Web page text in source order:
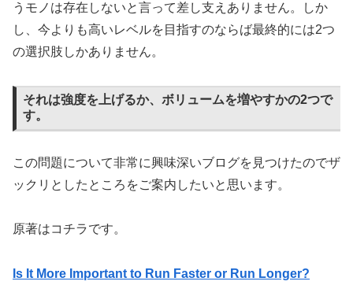
うモノは存在しないと言って差し支えありません。しか
し、今よりも高いレベルを目指すのならば最終的には2つ
の選択肢しかありません。
それは強度を上げるか、ボリュームを増やすかの2つで
す。
この問題について非常に興味深いブログを見つけたのでザ
ックリとしたところをご案内したいと思います。
原著はコチラです。
Is It More Important to Run Faster or Run Longer?